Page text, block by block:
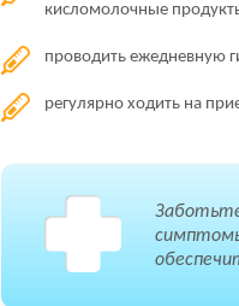
кисломолочные
проводить ежедневную
регулярно ходить на